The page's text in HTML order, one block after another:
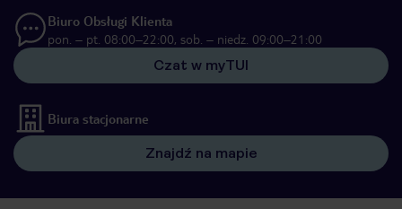
Biuro Obsługi Klienta
pon. – pt. 08:00–22:00, sob. – niedz. 09:00–21:00
Czat w myTUI
Biura stacjonarne
Znajdź na mapie